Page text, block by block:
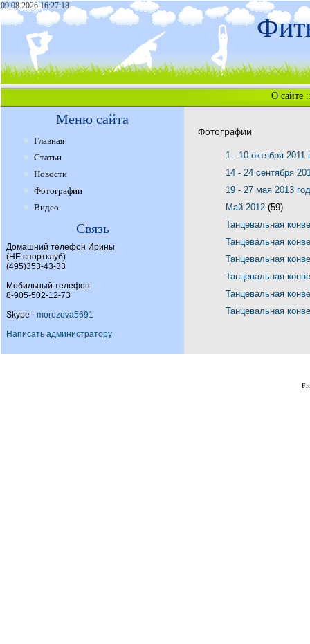
09.08.2026 16:27:18
О сайте
Меню сайта
Главная
Статьи
Новости
Фотографии
Видео
Связь
Домашний телефон Ирины
(НЕ спортклуб)
(495)353-43-33
Мобильный телефон
8-905-502-12-73
Skype - morozova5691
Написать администратору
Фотографии
1 - 10 октября 2011
14 - 24 сентября
19 - 27 мая 2013
Май 2012 (59)
Танцевальная
Танцевальная
Танцевальная
Танцевальная
Танцевальная
Танцевальная